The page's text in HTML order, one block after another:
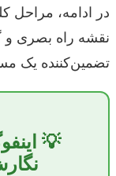
در ادامه، مراحل
نقشه راه بصری و
تضمین‌کننده یک
💡